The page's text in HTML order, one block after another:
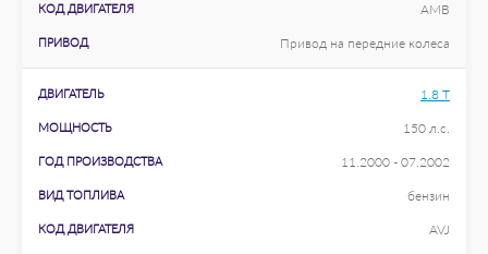
КОД ДВИГАТЕЛЯ AMB
ПРИВОД Привод на передние колеса
ДВИГАТЕЛЬ 1.8 T
МОЩНОСТЬ 150 л.с.
ГОД ПРОИЗВОДСТВА 11.2000 - 07.2002
ВИД ТОПЛИВА бензин
КОД ДВИГАТЕЛЯ AVJ